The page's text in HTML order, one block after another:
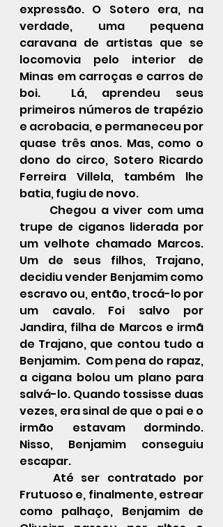
expressão. O Sotero era, na
verdade, uma pequena
caravana de artistas que se
locomovia pelo interior de
Minas em carroças e carros de
boi.  Lá, aprendeu seus
primeiros números de trapézio
e acrobacia, e permaneceu por
quase três anos. Mas, como o
dono do circo, Sotero Ricardo
Ferreira Villela, também lhe
batia, fugiu de novo.
trupe de ciganos liderada por
um velhote chamado Marcos.
Um de seus filhos, Trajano,
decidiu vender Benjamim como
escravo ou, então, trocá-lo por
um cavalo. Foi salvo por
Jandira, filha de Marcos e irmã
de Trajano, que contou tudo a
Benjamim.  Com pena do rapaz,
a cigana bolou um plano para
salvá-lo. Quando tossisse duas
vezes, era sinal de que o pai e o
irmão estavam dormindo.
Nisso, Benjamim conseguiu
escapar.
Frutuoso e, finalmente, estrear
como palhaço, Benjamim de